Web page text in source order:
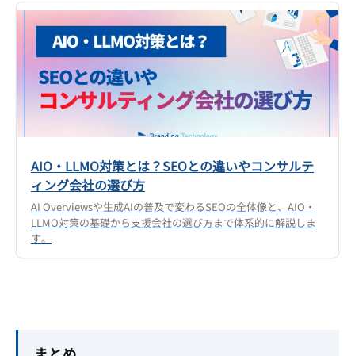
AIO・LLMO対策とは？SEOとの違いやコンサルテ
ィング会社の選び方
AI Overviewsや生成AIの普及で変わるSEOの全体像と、AIO・
LLMO対策の基礎から支援会社の選び方まで体系的に解説しま
す。